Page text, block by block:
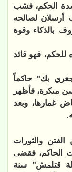
سدة الحكم، فشب
لصالحه
بالذكاء وقوة
فهو قائد
بك" حاكماً
مبكرة، فأظهر
غمارها، وبعد
والثورات
الحاكم، فقضى
قتلمش" سنة